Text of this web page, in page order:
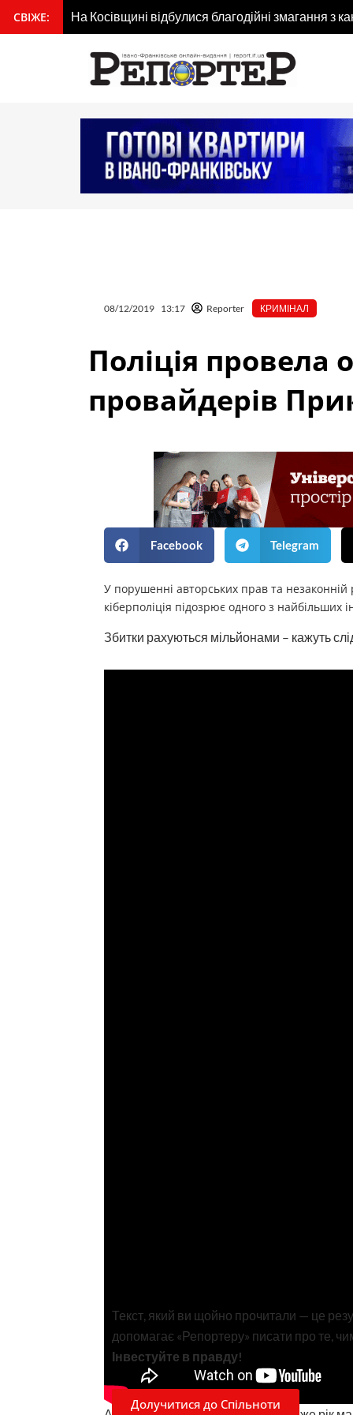
вмісту
СВІЖЕ: На Косівщині відбулися благодійні змагання з
08/12/2019 13:17 Reporter КРИМІНАЛ
Поліція провела
провайдерів
Facebook Telegram
У порушенні авторських прав та незаконній
кіберполіція підозрює одного з найбільших
Збитки рахуються мільйонами – кажуть
Текст, який ви щойно прочитали — це
допомагає «Репортеру» писати про те,
Інвестуйте в правду!
Долучитися до Спільноти